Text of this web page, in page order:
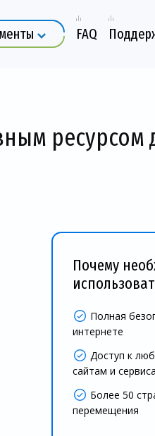
FAQ
ресурсом
Почему
Полная
интернете
Доступ к
сайтам и
Более 50
перемещения